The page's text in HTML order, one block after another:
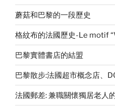
蘑菇和巴黎的一段歷史
格紋布的法國歷史-Le motif
巴黎實體書店的結盟
巴黎散步:法國超市概念店、
法國郵差: 兼職關懷獨居老人